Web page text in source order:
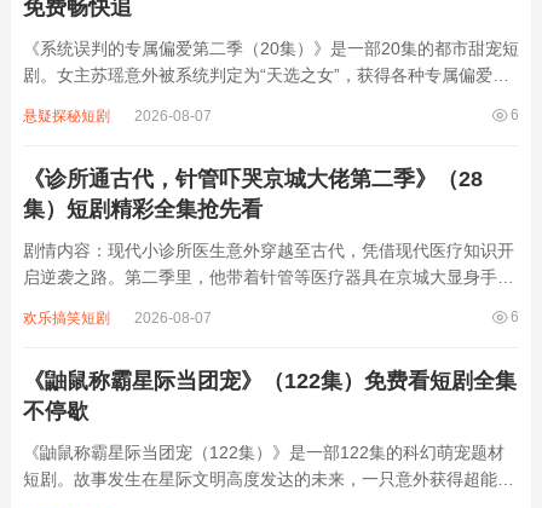
免费畅快追
《系统误判的专属偏爱第二季（20集）》是一部20集的都市甜宠短
剧。女主苏瑶意外被系统判定为“天选之女”，获得各种专属偏爱，
在相处中逐渐被她吸引。两人携手应对系统带来的各种状况，从误
6
悬疑探秘短剧 2026-08-07
《诊所通古代，针管吓哭京城大佬第二季》（28
集）短剧精彩全集抢先看
剧情内容：现代小诊所医生意外穿越至古代，凭借现代医疗知识开
启逆袭之路。第二季里，他带着针管等医疗器具在京城大显身手，
他的“奇技淫巧”不屑一顾，可当看到针管等现代医疗工具，竟被吓
6
欢乐搞笑短剧 2026-08-07
《鼬鼠称霸星际当团宠》（122集）免费看短剧全集
不停歇
《鼬鼠称霸星际当团宠（122集）》是一部122集的科幻萌宠题材
短剧。故事发生在星际文明高度发达的未来，一只意外获得超能力